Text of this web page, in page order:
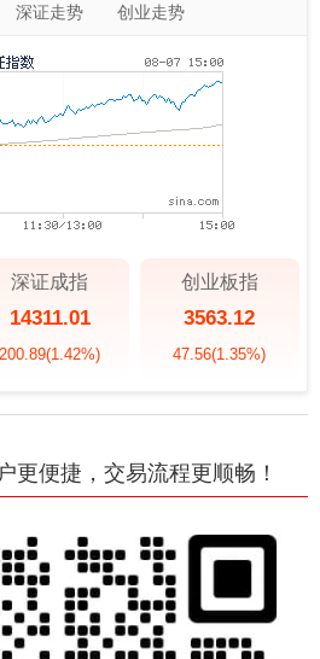
深证走势 创业走势
深证成指
14311.01
200.89(1.42%)
创业板指
3563.12
47.56(1.35%)
便捷，交易流程更顺畅！